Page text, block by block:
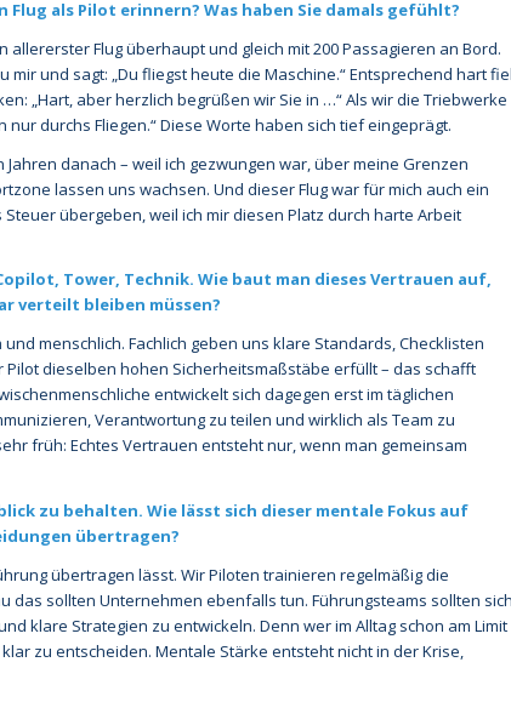
als Pilot erinnern? Was haben Sie damals gefühlt?
Flug überhaupt und gleich mit 200 Passagieren an Bord.
und sagt: „Du fliegst heute die Maschine.“ Entsprechend hart fiel
„Hart, aber herzlich begrüßen wir Sie in …“ Als wir die Triebwerke
durchs Fliegen.“ Diese Worte haben sich tief eingeprägt.
danach – weil ich gezwungen war, über meine Grenzen
lassen uns wachsen. Und dieser Flug war für mich auch ein
übergeben, weil ich mir diesen Platz durch harte Arbeit
Tower, Technik. Wie baut man dieses Vertrauen auf,
verteilt bleiben müssen?
menschlich. Fachlich geben uns klare Standards, Checklisten
dieselben hohen Sicherheitsmaßstäbe erfüllt – das schafft
entwickelt sich dagegen erst im täglichen
Verantwortung zu teilen und wirklich als Team zu
früh: Echtes Vertrauen entsteht nur, wenn man gemeinsam
zu behalten. Wie lässt sich dieser mentale Fokus auf
übertragen?
übertragen lässt. Wir Piloten trainieren regelmäßig die
das sollten Unternehmen ebenfalls tun. Führungsteams sollten sich
klare Strategien zu entwickeln. Denn wer im Alltag schon am Limit
zu entscheiden. Mentale Stärke entsteht nicht in der Krise,